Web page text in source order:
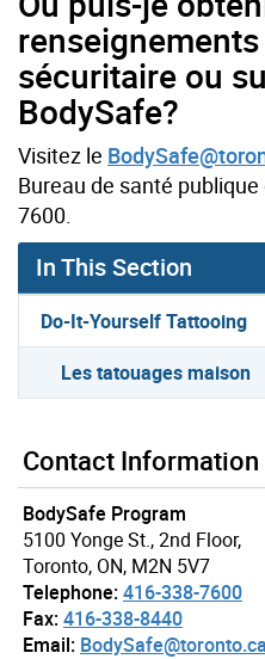
sécuritaire ou
BodySafe?
Visitez le
Bureau de santé
7600.
In This Section
Do-It-Yourself Tattooing
Les tatouages maison
Contact Information
BodySafe Program
5100 Yonge St., 2nd Floor,
Toronto, ON, M2N 5V7
Telephone:416-338-7600
Fax:416-338-8440
Email: BodySafe@toronto.ca